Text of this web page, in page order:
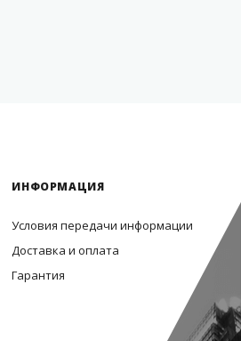
ИНФОРМАЦИЯ
Условия передачи информации
Доставка и оплата
Гарантия